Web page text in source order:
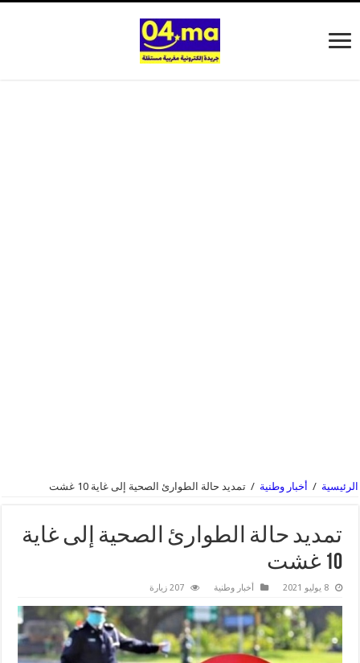
الرئيسية / أخبار وطنية / تمديد حالة الطوارئ الصحية إلى غاية 10 غشت
تمديد حالة الطوارئ الصحية إلى غاية
10 غشت
8 يوليو 2021 أخبار وطنية 207 زيارة